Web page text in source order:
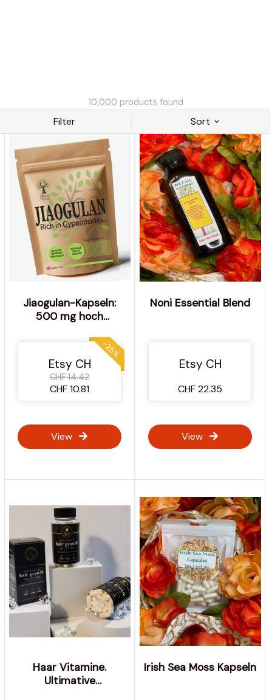
Filter Sort
10,000 products found
Jiaogulan-Kapseln:
500 mg hoch
veganes
Nahrungsergänzungsmittel
Etsy CH
CHF 14.42
CHF 10.81
-25%
View
Noni Essential Blend
Etsy CH
CHF 22.35
View
Haar Vitamine.
Ultimative
Irish Sea Moss Kapseln